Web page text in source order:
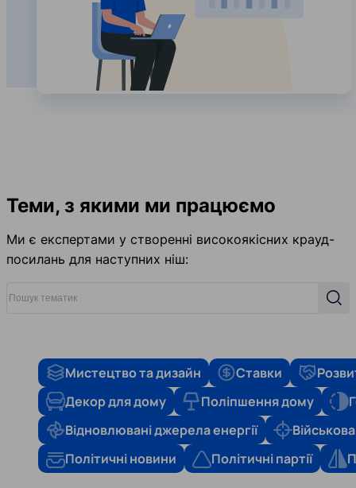
Теми, з якими ми працюємо
Ми є експертами у створенні високоякісних крауд-
посилань для наступних ніш:
Мистецтво та дизайн Ставки
Декор для дому
Поліпшення дому
Відновлювані джерела енергії
Політичні новини
Політичні партії